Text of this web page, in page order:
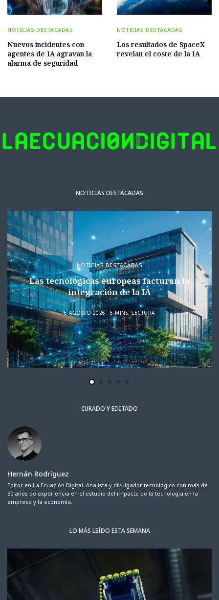
NOTICIAS DESTACADAS
Nuevos incidentes con
agentes de IA agravan la
alarma de seguridad
NOTICIAS DESTACADAS
Los resultados de SpaceX
revelan el coste de la IA
NOTICIAS DESTACADAS
NOTICIAS DESTACADAS
Las tecnológicas europeas facturan la
integración de la IA
6 AGOSTO 2026 6 MINS. LECTURA
CURADO Y EDITADO
Hernán Rodríguez
Editor en La Ecuación Digital. Analista y divulgador tecnológico con más de
30 años de experiencia en el estudio del impacto de la tecnología en la
empresa y la economía.
LO MÁS LEÍDO ESTA SEMANA